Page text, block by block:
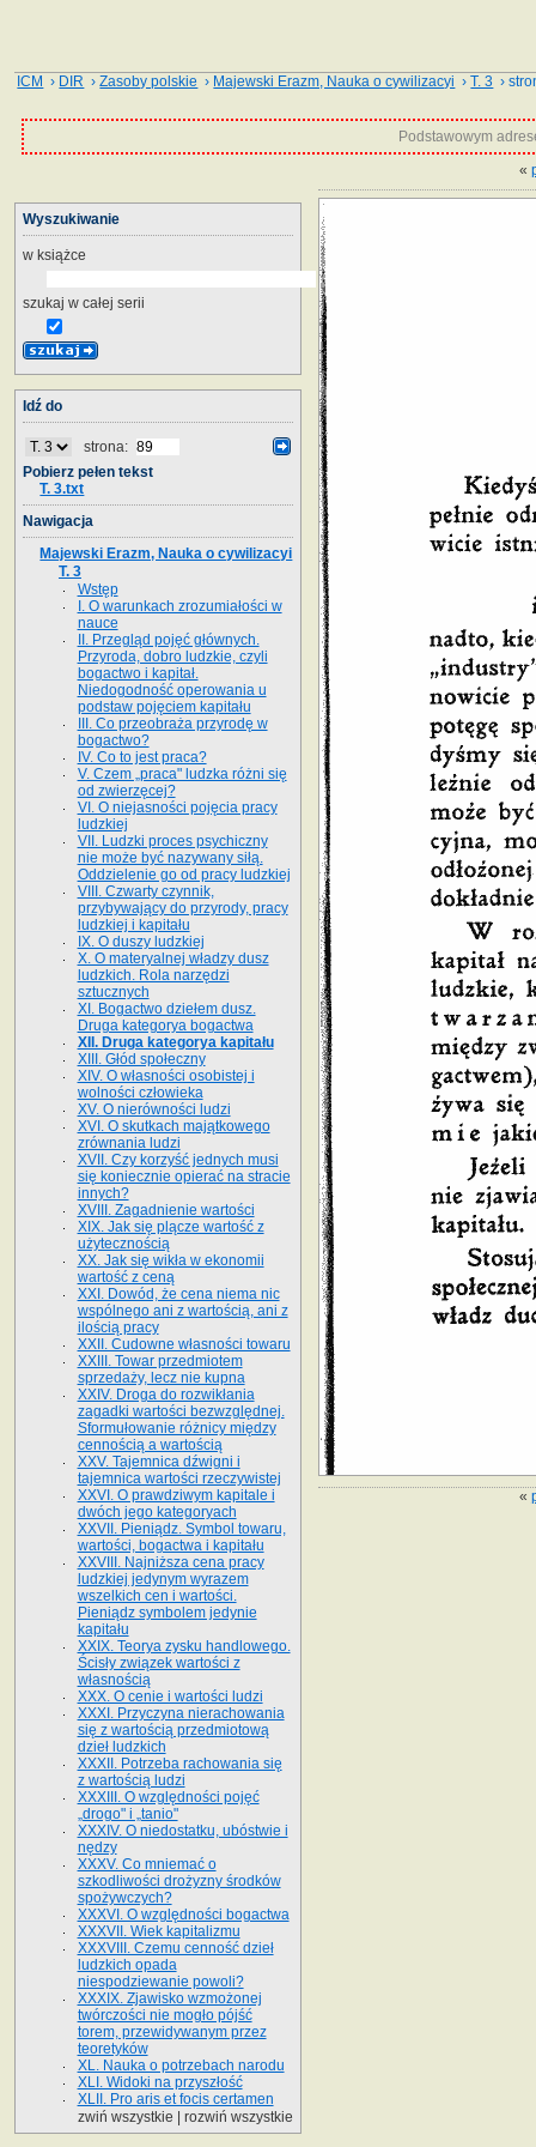
ICM › DIR ›Zasoby polskie › Majewski Erazm, Nauka o cywilizacyi ›T. 3 ›
Podstawowym
«
«
Wyszukiwanie
w książce
szukaj w całej serii
Idź do
strona:
Pobierz pełen tekst
T. 3.txt
Nawigacja
Majewski Erazm, Nauka o cywilizacyi
T. 3
Wstęp
I. O warunkach zrozumiałości w
nauce
II. Przegląd pojęć głównych.
Przyroda, dobro ludzkie, czyli
bogactwo i kapitał.
Niedogodność operowania u
podstaw pojęciem kapitału
III. Co przeobraża przyrodę w
bogactwo?
IV. Co to jest praca?
V. Czem „praca" ludzka różni się
od zwierzęcej?
VI. O niejasności pojęcia pracy
ludzkiej
VII. Ludzki proces psychiczny
nie może być nazywany siłą.
Oddzielenie go od pracy ludzkiej
VIII. Czwarty czynnik,
przybywający do przyrody, pracy
ludzkiej i kapitału
IX. O duszy ludzkiej
X. O materyalnej władzy dusz
ludzkich. Rola narzędzi
sztucznych
XI. Bogactwo dziełem dusz.
Druga kategorya bogactwa
XII. Druga kategorya kapitału
XIII. Głód społeczny
XIV. O własności osobistej i
wolności człowieka
XV. O nierówności ludzi
XVI. O skutkach majątkowego
zrównania ludzi
XVII. Czy korzyść jednych musi
się koniecznie opierać na stracie
innych?
XVIII. Zagadnienie wartości
XIX. Jak się plącze wartość z
użytecznością
XX. Jak się wikła w ekonomii
wartość z ceną
XXI. Dowód, że cena niema nic
wspólnego ani z wartością, ani z
ilością pracy
XXII. Cudowne własności towaru
XXIII. Towar przedmiotem
sprzedaży, lecz nie kupna
XXIV. Droga do rozwikłania
zagadki wartości bezwzględnej.
Sformułowanie różnicy między
cennością a wartością
XXV. Tajemnica dźwigni i
tajemnica wartości rzeczywistej
XXVI. O prawdziwym kapitale i
dwóch jego kategoryach
XXVII. Pieniądz. Symbol towaru,
wartości, bogactwa i kapitału
XXVIII. Najniższa cena pracy
ludzkiej jedynym wyrazem
wszelkich cen i wartości.
Pieniądz symbolem jedynie
kapitału
XXIX. Teorya zysku handlowego.
Ścisły związek wartości z
własnością
XXX. O cenie i wartości ludzi
XXXI. Przyczyna nierachowania
się z wartością przedmiotową
dzieł ludzkich
XXXII. Potrzeba rachowania się
z wartością ludzi
XXXIII. O względności pojęć
„drogo" i „tanio"
XXXIV. O niedostatku, ubóstwie i
nędzy
XXXV. Co mniemać o
szkodliwości drożyzny środków
spożywczych?
XXXVI. O względności bogactwa
XXXVII. Wiek kapitalizmu
XXXVIII. Czemu cenność dzieł
ludzkich opada
niespodziewanie powoli?
XXXIX. Zjawisko wzmożonej
twórczości nie mogło pójść
torem, przewidywanym przez
teoretyków
XL. Nauka o potrzebach narodu
XLI. Widoki na przyszłość
XLII. Pro aris et focis certamen
zwiń wszystkie
rozwiń wszystkie